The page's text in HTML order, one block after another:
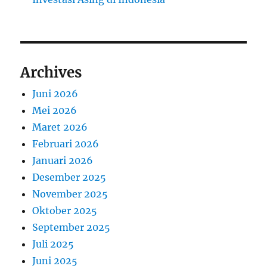
Archives
Juni 2026
Mei 2026
Maret 2026
Februari 2026
Januari 2026
Desember 2025
November 2025
Oktober 2025
September 2025
Juli 2025
Juni 2025